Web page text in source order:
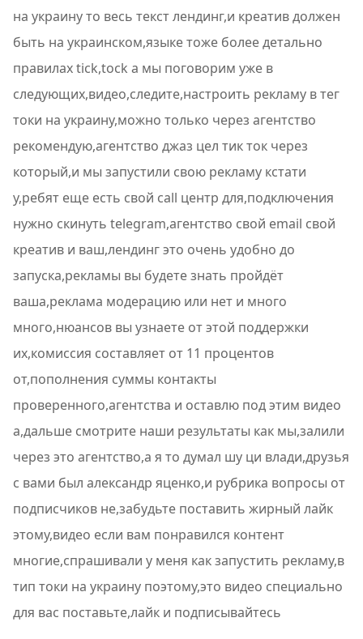
на украину то весь текст лендинг,и креатив должен
быть на украинском,языке тоже более детально
правилах tick,tock а мы поговорим уже в
следующих,видео,следите,настроить рекламу в тег
токи на украину,можно только через агентство
рекомендую,агентство джаз цел тик ток через
который,и мы запустили свою рекламу кстати
у,ребят еще есть свой call центр для,подключения
нужно скинуть telegram,агентство свой email свой
креатив и ваш,лендинг это очень удобно до
запуска,рекламы вы будете знать пройдёт
ваша,реклама модерацию или нет и много
много,нюансов вы узнаете от этой поддержки
их,комиссия составляет от 11 процентов
от,пополнения суммы контакты
проверенного,агентства и оставлю под этим видео
а,дальше смотрите наши результаты как мы,залили
через это агентство,а я то думал шу ци влади,друзья
с вами был александр яценко,и рубрика вопросы от
подписчиков не,забудьте поставить жирный лайк
этому,видео если вам понравился контент
многие,спрашивали у меня как запустить рекламу,в
тип токи на украину поэтому,это видео специально
для вас поставьте,лайк и подписывайтесь